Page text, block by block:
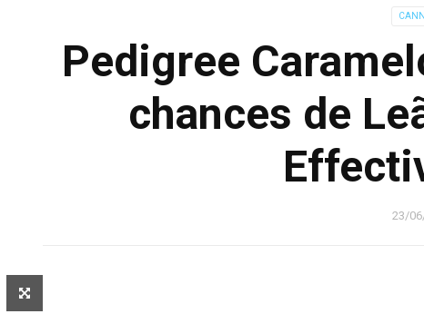
Pedigree
chances de
23/